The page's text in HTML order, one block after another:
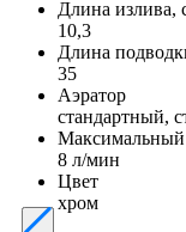
Длина излива,
10,3
Длина
35
Аэратор
стандартный,
Максимальный
8 л/мин
Цвет
хром